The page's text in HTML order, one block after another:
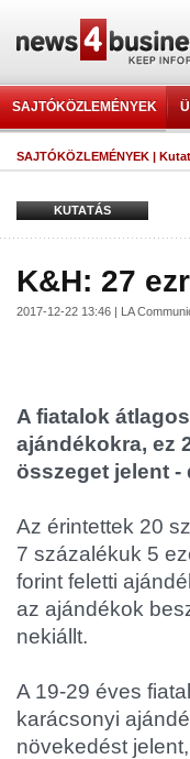
SAJTÓKÖZLEMÉNYEK
SAJTÓKÖZLEMÉNYEK |
KUTATÁS
K&H: 27
2017-12-22 13:46 | LA
A fiatalok
ajándékokra, ez
összeget jelent -
Az érintettek 20
7 százalékuk 5
forint feletti
az ajándékok
nekiállt.
A 19-29 éves
karácsonyi
növekedést